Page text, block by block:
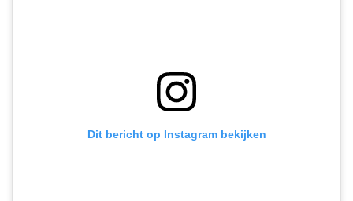
Dit bericht op Instagram bekijken